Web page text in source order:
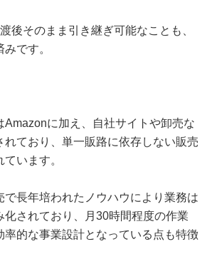
後そのまま引き継ぎ可能なことも、
です。
Amazonに加え、自社サイトや卸売な
れており、単一販路に依存しない販売
います。
で長年培われたノウハウにより業務は
化されており、月30時間程度の作業
率的な事業設計となっている点も特徴